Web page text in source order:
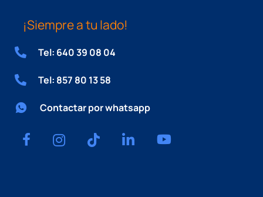
¡Siempre a tu lado!
Tel: 640 39 08 04
Tel: 857 80 13 58
Contactar por whatsapp